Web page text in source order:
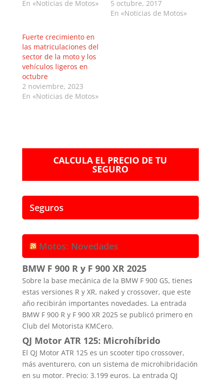
En «Noticias de Motos»
5 octubre, 2017
En «Noticias de Motos»
Fuerte crecimiento en
las matriculaciones del
sector de la moto y los
vehículos ligeros en
octubre
2 noviembre, 2023
En «Noticias de Motos»
CALCULA EL PRECIO DE TU
SEGURO
Seguros
Motos: Novedades
BMW F 900 R y F 900 XR 2025
Sobre la base mecánica de la BMW F 900 GS, tienes
estas versiones R y XR, naked y crossover, que este
año recibirán importantes novedades. La entrada
BMW F 900 R y F 900 XR 2025 se publicó primero en
Club del Motorista KMCero.
QJ Motor ATR 125: Microhíbrido
El QJ Motor ATR 125 es un scooter tipo crossover,
más aventurero, con un sistema de microhibridación
en su motor. Precio: 3.199 euros. La entrada QJ